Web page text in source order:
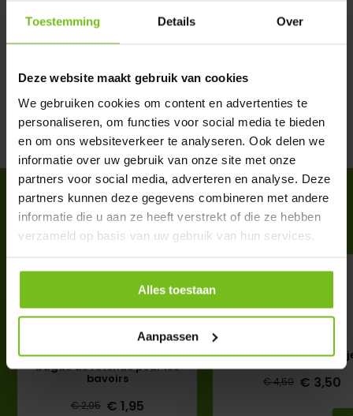
Toestemming Details Over
Deze website maakt gebruik van cookies
We gebruiken cookies om content en advertenties te
personaliseren, om functies voor social media te bieden
en om ons websiteverkeer te analyseren. Ook delen we
informatie over uw gebruik van onze site met onze
partners voor social media, adverteren en analyse. Deze
partners kunnen deze gegevens combineren met andere
informatie die u aan ze heeft verstrekt of die ze hebben
verzameld op basis van uw gebruik van hun services.
Alles toestaan
Aanpassen
Spécifications
Partager
ACCESSOIRES
Complete your purchase
Poignée de transport, la
bague de retenue pour les
bavoirs
€ 2,95 € 1,95
Draagtas voor
€ 4,50 € 3,50